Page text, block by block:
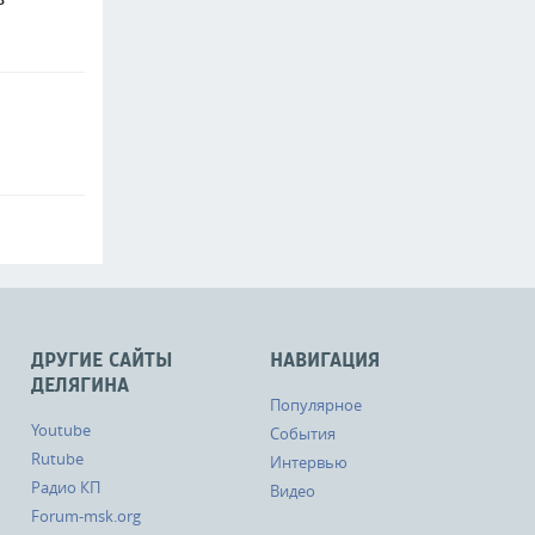
НАВИГАЦИЯ
Популярное
События
Интервью
Видео
ДРУГИЕ САЙТЫ
ДЕЛЯГИНА
Youtube
Rutube
Радио КП
Forum-msk.org